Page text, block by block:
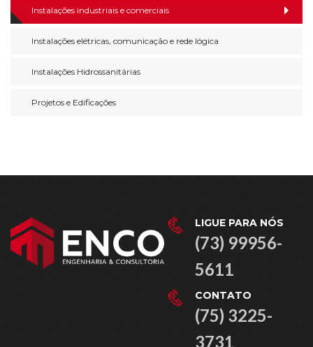
Instalações industriais e comerciais
Instalações elétricas, comunicação e rede lógica
Instalações Hidrossanitárias
Projetos e Edificações
LIGUE PARA NÓS
(73) 99956-
5611
CONTATO
(75) 3225-
3731